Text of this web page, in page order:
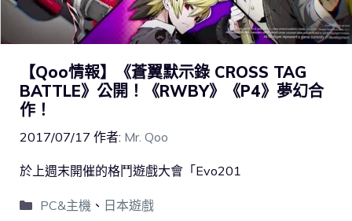
【Qoo情報】《蒼翼默示錄 CROSS TAG
BATTLE》公開！《RWBY》《P4》夢幻合
作！
2017/07/17 作者: Mr. Qoo
於上週末開催的格鬥遊戲大會「Evo201
PC&主機 、 日本遊戲